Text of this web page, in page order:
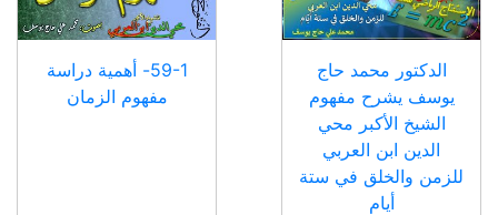
الدكتور محمد حاج
يوسف يشرح مفهوم
الشيخ الأكبر محي
الدين ابن العربي
للزمن والخلق في ستة
أيام
59-1- أهمية دراسة
مفهوم الزمان